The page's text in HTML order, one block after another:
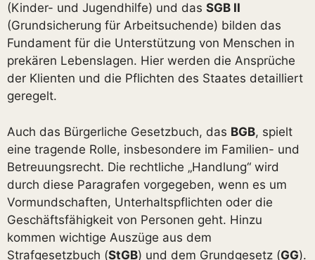
(Kinder- und Jugendhilfe) und das SGB II
(Grundsicherung für Arbeitsuchende) bilden das
Fundament für die Unterstützung von Menschen in
prekären Lebenslagen. Hier werden die Ansprüche
der Klienten und die Pflichten des Staates detailliert
geregelt.
Auch das Bürgerliche Gesetzbuch, das BGB, spielt
eine tragende Rolle, insbesondere im Familien- und
Betreuungsrecht. Die rechtliche „Handlung“ wird
durch diese Paragrafen vorgegeben, wenn es um
Vormundschaften, Unterhaltspflichten oder die
Geschäftsfähigkeit von Personen geht. Hinzu
kommen wichtige Auszüge aus dem
Strafgesetzbuch (StGB) und dem Grundgesetz (GG).